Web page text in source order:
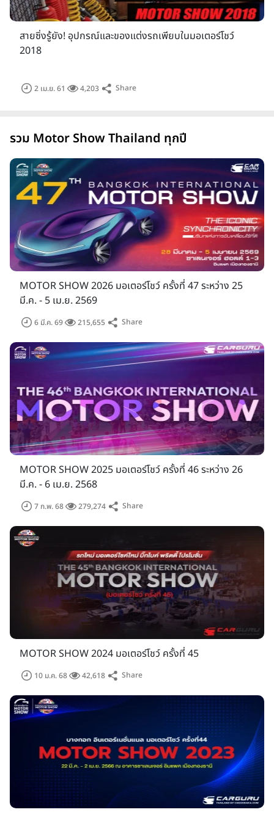
สายซิ่งรู้ยัง! อุปกรณ์และของแต่งรถเพียบในมอเตอร์โชว์
2018
2 เม.ย. 61 4,203 Share
รวม Motor Show Thailand ทุกปี
MOTOR SHOW 2026 มอเตอร์โชว์ ครั้งที่ 47 ระหว่าง 25
มี.ค. - 5 เม.ย. 2569
6 มี.ค. 69 215,655 Share
MOTOR SHOW 2025 มอเตอร์โชว์ ครั้งที่ 46 ระหว่าง 26
มี.ค. - 6 เม.ย. 2568
7 ก.พ. 68 279,274 Share
MOTOR SHOW 2024 มอเตอร์โชว์ ครั้งที่ 45
10 ม.ค. 68 42,618 Share